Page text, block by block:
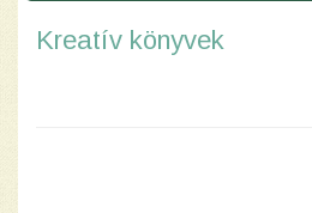
Kreatív könyvek